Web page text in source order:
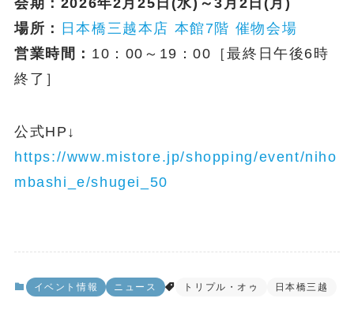
場所： 日本橋三越本店 本館7階 催物会場
営業時間： 10：00～19：00［最終日午後6時
終了］
公式HP↓
https://www.mistore.jp/shopping/event/niho
mbashi_e/shugei_50
イベント情報 ニュース トリプル・オゥ 日本橋三越